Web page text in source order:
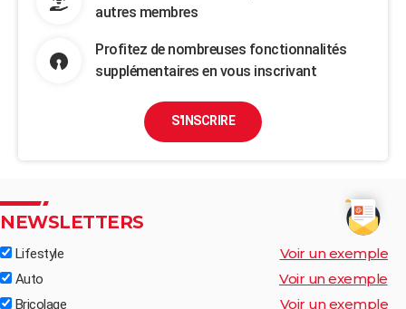
autres membres
Profitez de nombreuses fonctionnalités
supplémentaires en vous inscrivant
S'INSCRIRE
NEWSLETTERS
Lifestyle Voir un exemple
Auto Voir un exemple
Bricolage Voir un exemple